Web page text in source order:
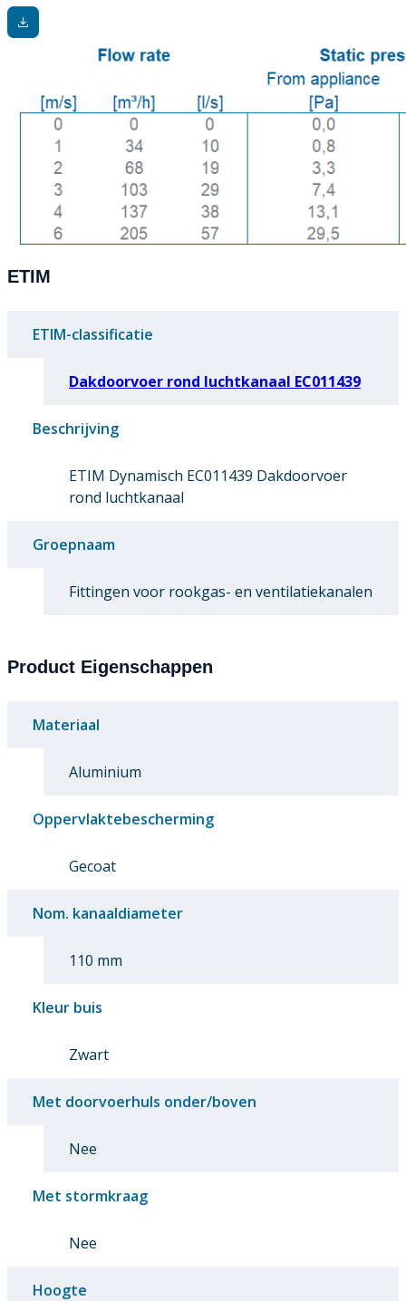
ETIM
ETIM-classificatie
Dakdoorvoer rond luchtkanaal EC011439
Beschrijving
ETIM Dynamisch EC011439 Dakdoorvoer
rond luchtkanaal
Groepnaam
Fittingen voor rookgas- en ventilatiekanalen
Product Eigenschappen
Materiaal
Aluminium
Oppervlaktebescherming
Gecoat
Nom. kanaaldiameter
110 mm
Kleur buis
Zwart
Met doorvoerhuls onder/boven
Nee
Met stormkraag
Nee
Hoogte